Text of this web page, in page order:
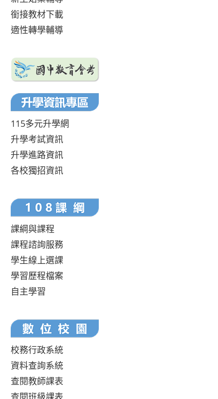
銜接教材下載
適性轉學輔導
115多元升學網
升學考試資訊
升學進路資訊
各校獨招資訊
課綱與課程
課程諮詢服務
學生線上選課
學習歷程檔案
自主學習
校務行政系統
資料查詢系統
查閱教師課表
查閱班級課表